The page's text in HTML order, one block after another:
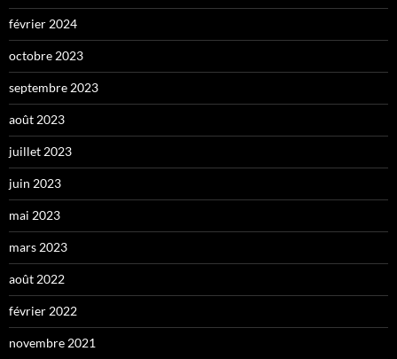
février 2024
octobre 2023
septembre 2023
août 2023
juillet 2023
juin 2023
mai 2023
mars 2023
août 2022
février 2022
novembre 2021